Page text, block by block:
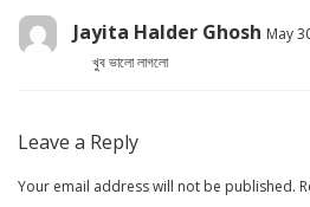
Jayita Halder Ghosh May
খুব ভালো লাগলো
Leave a Reply
Your email address will not be published.